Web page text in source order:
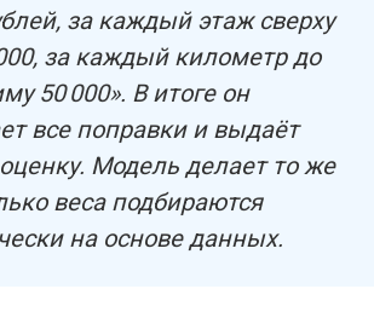
за каждый этаж сверху
за каждый километр до
50 000». В итоге он
все поправки и выдаёт
Модель делает то же
веса подбираются
на основе данных.